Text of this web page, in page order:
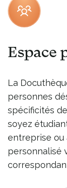
Espace
La
personnes
spécificités
soyez
entreprise ou
personnalisé